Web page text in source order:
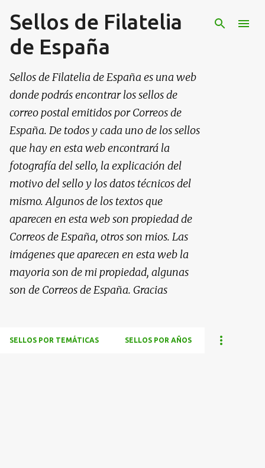
Ir al contenido principal
Sellos de Filatelia
de España
Sellos de Filatelia de España es una web
donde podrás encontrar los sellos de
correo postal emitidos por Correos de
España. De todos y cada uno de los sellos
que hay en esta web encontrará la
fotografía del sello, la explicación del
motivo del sello y los datos técnicos del
mismo. Algunos de los textos que
aparecen en esta web son propiedad de
Correos de España, otros son mios. Las
imágenes que aparecen en esta web la
mayoria son de mi propiedad, algunas
son de Correos de España. Gracias
SELLOS POR TEMÁTICAS SELLOS POR AÑOS